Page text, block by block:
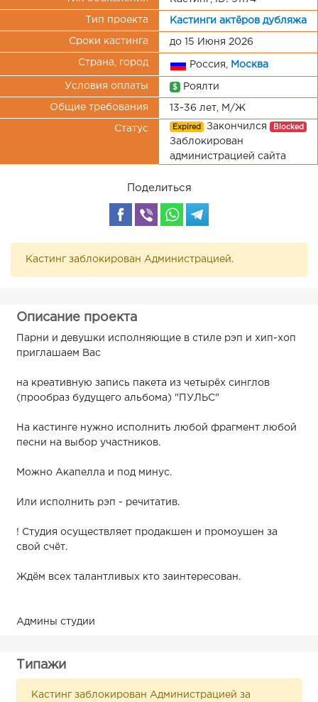
Тип проекта Кастинги актёров дубляжа
Сроки кастинга до 15 Июня 2026
Страна, город Россия, Москва
Условия оплаты $ Роялти
Общие требования 13-36 лет, М/Ж
Статус Expired Закончился Blocked
Заблокирован
администрацией сайта
Поделиться
Кастинг заблокирован Администрацией.
Описание проекта
Парни и девушки исполняющие в стиле рэп и хип-хоп
приглашаем Вас
на креативную запись пакета из четырёх синглов
(прообраз будущего альбома) "ПУЛЬС"
На кастинге нужно исполнить любой фрагмент любой
песни на выбор участников.
Можно Акапелла и под минус.
Или исполнить рэп - речитатив.
! Студия осуществляет продакшен и промоушен за
свой счёт.
Ждём всех талантливых кто заинтересован.
Админы студии
Типажи
Кастинг заблокирован Администрацией за